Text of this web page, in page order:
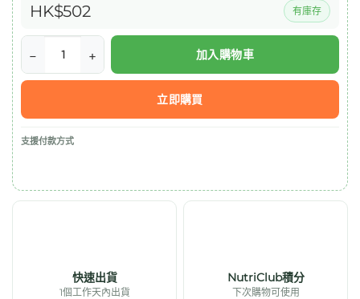
HK$502 有庫存
G-
NiiB
微
生
生
加入購物車
立即購買
支援付款方式
快速出貨
1個工作天內出貨
NutriClub積分
下次購物可使用